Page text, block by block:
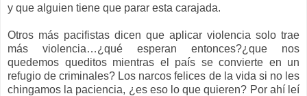
y que alguien tiene que parar esta carajada.
Otros más pacifistas dicen que aplicar violencia solo trae
más violencia…¿qué esperan entonces?¿que nos
quedemos queditos mientras el país se convierte en un
refugio de criminales? Los narcos felices de la vida si no les
chingamos la paciencia, ¿es eso lo que quieren? Por ahí leí